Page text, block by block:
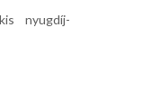
nyugdíj-